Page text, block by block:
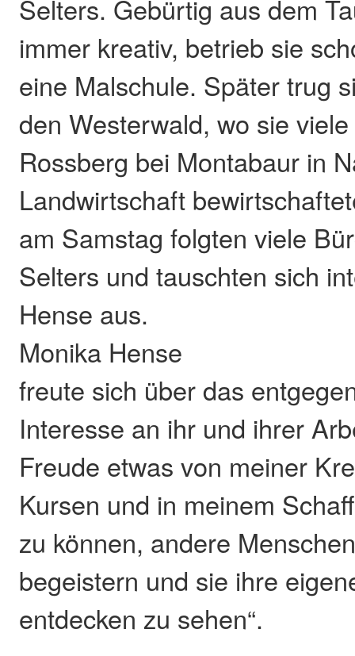
Selters. Gebürtig aus dem
immer kreativ, betrieb sie
eine Malschule. Später trug
den Westerwald, wo sie
Rossberg bei Montabaur in
Landwirtschaft
am Samstag folgten viele
Selters und tauschten sich
Hense aus.
Monika Hense
freute sich über das
Interesse an ihr und ihrer
Freude etwas von meiner
Kursen und in meinem
zu können, andere
begeistern und sie ihre
entdecken zu sehen“.